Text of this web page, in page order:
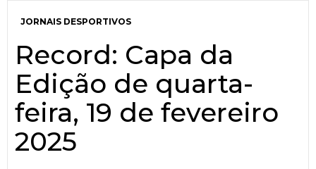
JORNAIS DESPORTIVOS
Record: Capa da
Edição de quarta-
feira, 19 de fevereiro
2025